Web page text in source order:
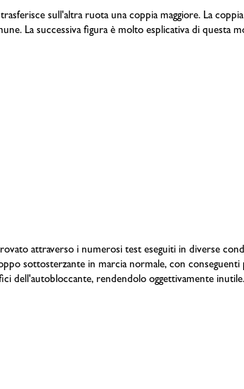
sull'altra ruota una coppia maggiore. La
La successiva figura è molto esplicativa di questa
attraverso i numerosi test eseguiti in diverse
sottosterzante in marcia normale, con
dell'autobloccante, rendendolo oggettivamente inutile.